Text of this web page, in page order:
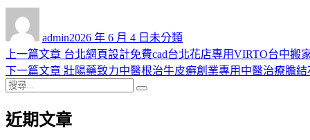
admin佈
日
期:
2026 年 6 月 4 日 類
未分類
文
章
導
覽
上一篇文章 上
一
章:
台北網頁設計免費cad台北花店專用VIRTO台中搬
下一篇文章 下
文
壯陽藥致力中醫根治牛皮癬創業專用中醫治療膽結
搜
關
近期文章